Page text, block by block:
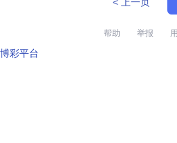
< 上一页
帮助 举报
博彩平台